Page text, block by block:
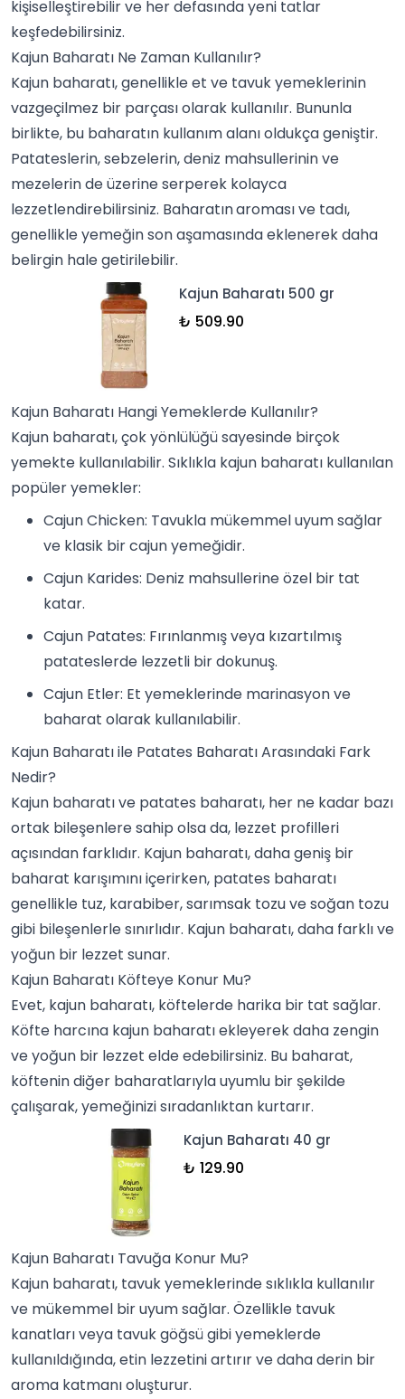
kişiselleştirebilir ve her defasında yeni tatlar
keşfedebilirsiniz.
Kajun Baharatı Ne Zaman Kullanılır?
Kajun baharatı, genellikle et ve tavuk yemeklerinin
vazgeçilmez bir parçası olarak kullanılır. Bununla
birlikte, bu baharatın kullanım alanı oldukça geniştir.
Patateslerin, sebzelerin, deniz mahsullerinin ve
mezelerin de üzerine serperek kolayca
lezzetlendirebilirsiniz. Baharatınaroması ve tadı,
genellikle yemeğin son aşamasında eklenerek daha
belirgin hale getirilebilir.
Kajun Baharatı 500 gr
₺ 509.90
Kajun Baharatı Hangi Yemeklerde Kullanılır?
Kajun baharatı, çok yönlülüğü sayesinde birçok
yemekte kullanılabilir. Sıklıkla kajun baharatı kullanılan
popüler yemekler:
Cajun Chicken: Tavukla mükemmel uyum sağlar
ve klasik bir cajun yemeğidir.
Cajun Karides: Deniz mahsullerine özel bir tat
katar.
Cajun Patates: Fırınlanmış veya kızartılmış
patateslerde lezzetli bir dokunuş.
Cajun Etler: Et yemeklerinde marinasyon ve
baharat olarak kullanılabilir.
Kajun Baharatı ile Patates Baharatı Arasındaki Fark
Nedir?
Kajun baharatı ve patates baharatı, her ne kadar bazı
ortak bileşenlere sahip olsa da, lezzet profilleri
açısından farklıdır. Kajun baharatı, daha geniş bir
baharat karışımınıiçerirken, patates baharatı
genellikle tuz, karabiber,sarımsak tozuvesoğan tozu
gibi bileşenlerle sınırlıdır. Kajun baharatı, daha farklı ve
yoğun bir lezzet sunar.
Kajun Baharatı Köfteye Konur Mu?
Evet, kajun baharatı, köftelerde harika bir tat sağlar.
Köfte harcına kajun baharatı ekleyerek daha zengin
ve yoğun bir lezzet elde edebilirsiniz. Bu baharat,
köftenin diğer baharatlarıyla uyumlu bir şekilde
çalışarak, yemeğinizi sıradanlıktan kurtarır.
Kajun Baharatı 40 gr
₺ 129.90
Kajun Baharatı Tavuğa Konur Mu?
Kajun baharatı, tavuk yemeklerinde sıklıkla kullanılır
ve mükemmel bir uyum sağlar. Özellikle tavuk
kanatları veya tavuk göğsü gibi yemeklerde
kullanıldığında, etin lezzetini artırır ve daha derin bir
aroma katmanı oluşturur.